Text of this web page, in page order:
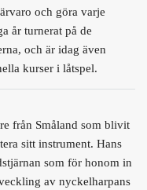
och göra varje
år turnerat på de
och är idag även
kurser i låtspel.
från Småland som blivit
sitt instrument. Hans
som för honom in
av nyckelharpans